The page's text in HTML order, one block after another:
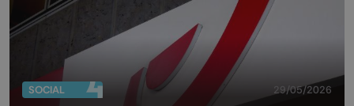
SOCIAL 29/05/2026